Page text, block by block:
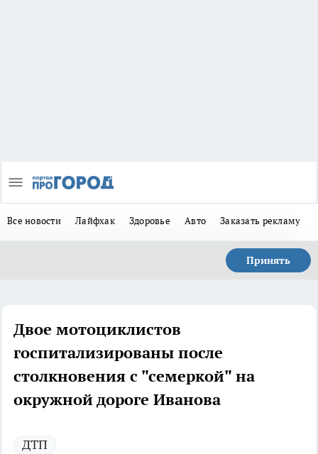
Все новости Лайфхак Здоровье Авто Заказать рекламу
Принять
Двое мотоциклистов
госпитализированы после
столкновения с "семеркой" на
окружной дороге Иванова
ДТП